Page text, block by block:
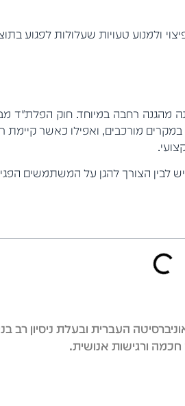
טעויות שעלולות לפגוע
מהגנה רחבה במיוחד. חוק
מורכבים, ואפילו כאשר קיימת
הצורך להגן על המשתמשים
העברית ובעלת ניסיון רב
ורגישות אנושית.